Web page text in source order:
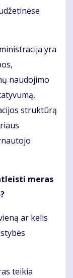
yra
naudojimo
struktūrą
meras
ar kelis
teikia